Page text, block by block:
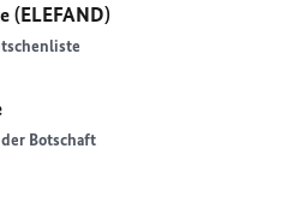
(ELEFAND)
Botschaft